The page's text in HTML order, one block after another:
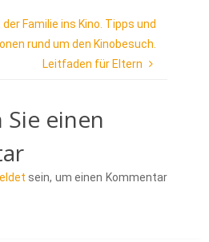
Familie ins Kino. Tipps und
rund um den Kinobesuch.
Leitfaden für Eltern
Sie einen
sein, um einen Kommentar